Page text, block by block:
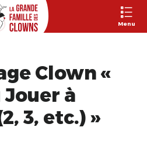
Menu
Clown «
à
3, etc.) »